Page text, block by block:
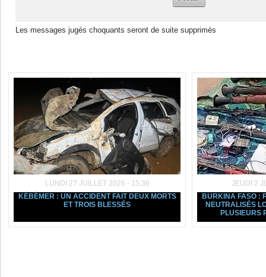
Les messages jugés choquants seront de suite supprimés
LUNDI 27 JUILLET 2026 - 15:36
KÉBÉMER : UN ACCIDENT FAIT DEUX MORTS
ET TROIS BLESSÉS
JEUDI 2
BURKINA FASO :
NEUTRALISÉS
PLUSIEURS